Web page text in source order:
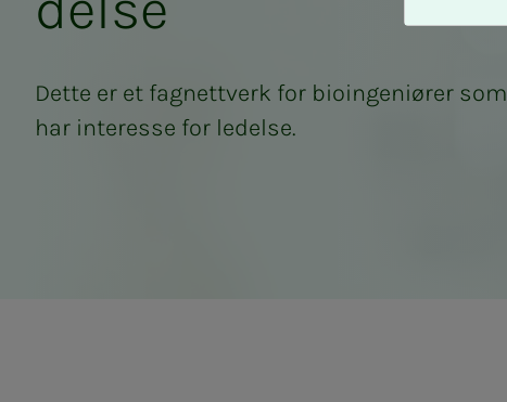
Dette er et fagnettverk for bioingeniører
har interesse for ledelse.
v
s